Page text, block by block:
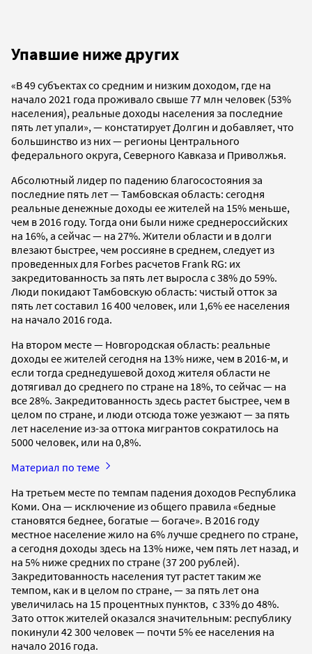
Упавшие ниже других
«В 49 субъектах со средним и низким доходом, где на
начало 2021 года проживало свыше 77 млн человек (53%
населения), реальные доходы населения за последние
пять лет упали», — констатирует Долгин и добавляет, что
большинство из них — регионы Центрального
федерального округа, Северного Кавказа и Приволжья.
Абсолютный лидер по падению благосостояния за
последние пять лет — Тамбовская область: сегодня
реальные денежные доходы ее жителей на 15% меньше,
чем в 2016 году. Тогда они были ниже среднероссийских
на 16%, а сейчас — на 27%. Жители области и в долги
влезают быстрее, чем россияне в среднем, следует из
проведенных для Forbes расчетов Frank RG: их
закредитованность за пять лет выросла с 38% до 59%.
Люди покидают Тамбовскую область: чистый отток за
пять лет составил 16 400 человек, или 1,6% ее населения
на начало 2016 года.
На втором месте — Новгородская область: реальные
доходы ее жителей сегодня на 13% ниже, чем в 2016-м, и
если тогда среднедушевой доход жителя области не
дотягивал до среднего по стране на 18%, то сейчас — на
все 28%. Закредитованность здесь растет быстрее, чем в
целом по стране, и люди отсюда тоже уезжают — за пять
лет население из-за оттока мигрантов сократилось на
5000 человек, или на 0,8%.
Материал по теме
На третьем месте по темпам падения доходов Республика
Коми. Она — исключение из общего правила «бедные
становятся беднее, богатые — богаче». В 2016 году
местное население жило на 6% лучше среднего по стране,
а сегодня доходы здесь на 13% ниже, чем пять лет назад, и
на 5% ниже средних по стране (37 200 рублей).
Закредитованность населения тут растет таким же
темпом, как и в целом по стране, — за пять лет она
увеличилась на 15 процентных пунктов, с 33% до 48%.
Зато отток жителей оказался значительным: республику
покинули 42 300 человек — почти 5% ее населения на
начало 2016 года.